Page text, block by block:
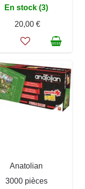
En stock (3)
20,00 €
Anatolian
3000 pièces